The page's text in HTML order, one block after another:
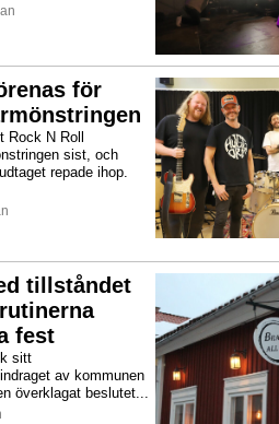
för
Rock N Roll
sist, och
repade ihop.
tillståndet
fest
sitt
av kommunen
överklagat beslutet...